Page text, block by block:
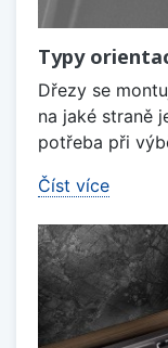
Typy
Dřezy se
na jaké straně
potřeba při
Číst více